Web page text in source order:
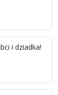
i dziadka!